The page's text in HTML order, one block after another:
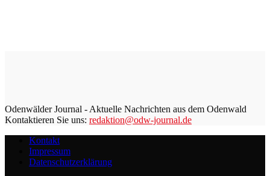
Odenwälder Journal - Aktuelle Nachrichten aus dem Odenwald
Kontaktieren Sie uns: redaktion@odw-journal.de
Kontakt
Impressum
Datenschutzerklärung